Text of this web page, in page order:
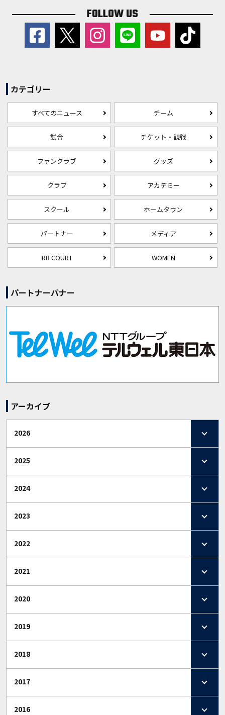
FOLLOW US
カテゴリー
すべてのニュース チーム
試合 チケット・観戦
ファンクラブ グッズ
クラブ アカデミー
スクール ホームタウン
パートナー メディア
RB COURT WOMEN
パートナーバナー
アーカイブ
2026
2025
2024
2023
2022
2021
2020
2019
2018
2017
2016